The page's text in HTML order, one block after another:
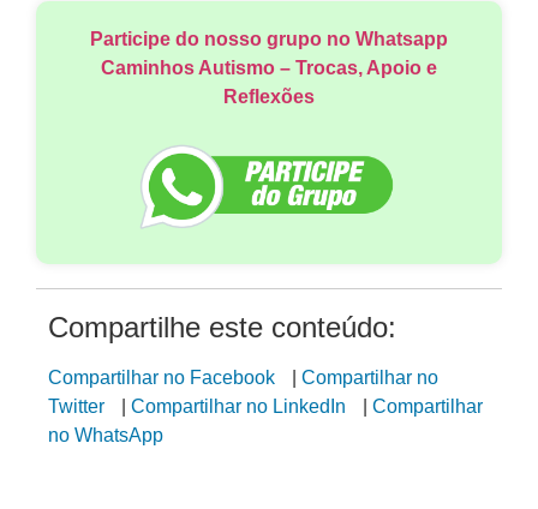
Participe do nosso grupo no Whatsapp
Caminhos Autismo – Trocas, Apoio e
Reflexões
Compartilhe este conteúdo:
Compartilhar no Facebook
Compartilhar no
Twitter
Compartilhar no LinkedIn
Compartilhar
no WhatsApp